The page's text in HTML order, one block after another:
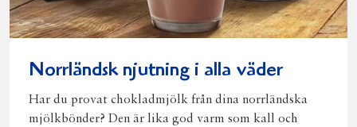
Norrländsk njutning i alla väder
Har du provat chokladmjölk från dina norrländska
mjölkbönder? Den är lika god varm som kall och